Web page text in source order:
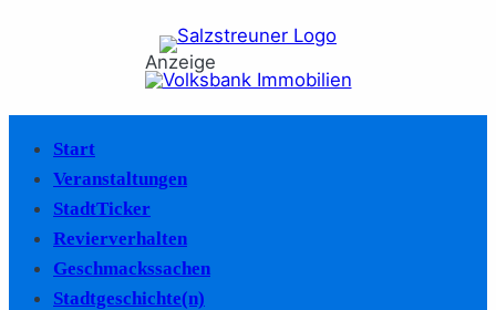
Anzeige
Start
Veranstaltungen
StadtTicker
Revierverhalten
Geschmackssachen
Stadtgeschichte(n)